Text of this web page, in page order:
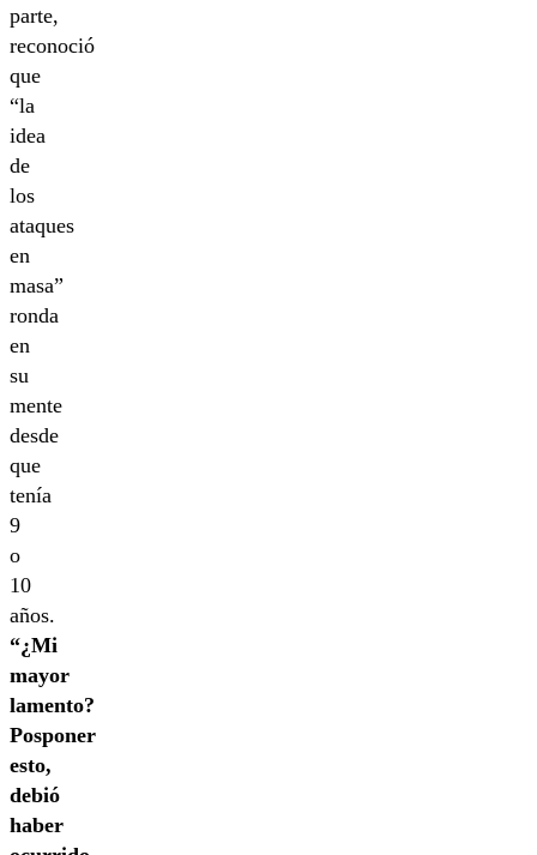
parte,
reconoció
que
“la
idea
de
los
ataques
en
masa”
ronda
en
su
mente
desde
que
tenía
9
o
10
años.
“¿Mi
mayor
lamento?
Posponer
esto,
debió
haber